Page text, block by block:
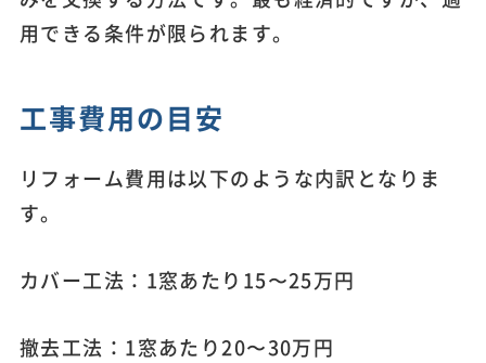
用できる条件が限られます。
工事費用の目安
リフォーム費用は以下のような内訳となりま
す。
カバー工法：1窓あたり15〜25万円
撤去工法：1窓あたり20〜30万円